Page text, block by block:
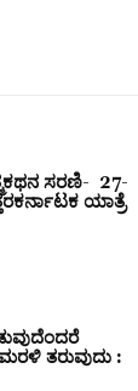
ಸರಣಿ- 27-
ಯಾತ್ರೆ
ತರುವುದು :